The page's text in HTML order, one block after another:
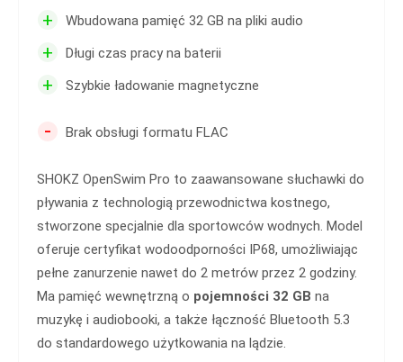
+ Wbudowana pamięć 32 GB na pliki audio
+ Długi czas pracy na baterii
+ Szybkie ładowanie magnetyczne
- Brak obsługi formatu FLAC
SHOKZ OpenSwim Pro to zaawansowane słuchawki do
pływania z technologią przewodnictwa kostnego,
stworzone specjalnie dla sportowców wodnych. Model
oferuje certyfikat wodoodporności IP68, umożliwiając
pełne zanurzenie nawet do 2 metrów przez 2 godziny.
Ma pamięć wewnętrzną o pojemności 32 GB na
muzykę i audiobooki, a także łączność Bluetooth 5.3
do standardowego użytkowania na lądzie.